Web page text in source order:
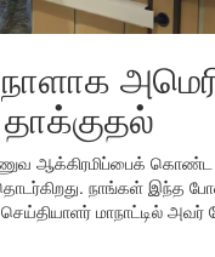
ஆக்கிரமிப்பைக் கொண்ட
நாங்கள் இந்த
மாநாட்டில் அவர்